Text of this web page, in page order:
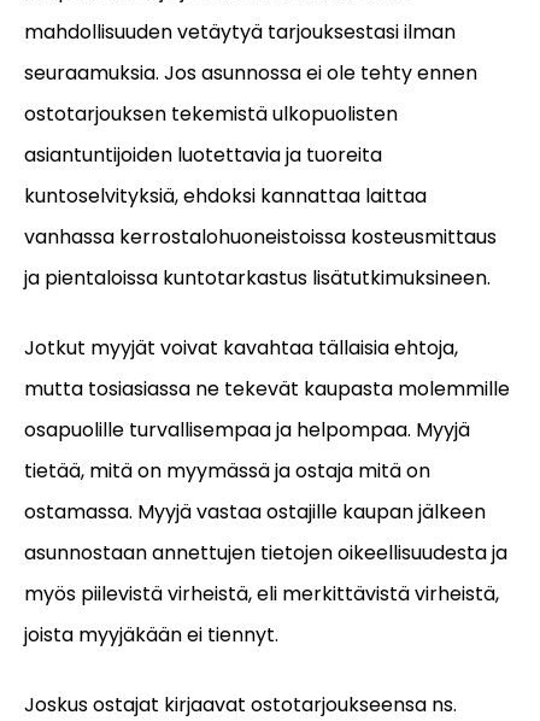
mahdollisuuden vetäytyä tarjouksestasi ilman
seuraamuksia. Jos asunnossa ei ole tehty ennen
ostotarjouksen tekemistä ulkopuolisten
asiantuntijoiden luotettavia ja tuoreita
kuntoselvityksiä, ehdoksi kannattaa laittaa
vanhassa kerrostalohuoneistoissa kosteusmittaus
ja pientaloissa kuntotarkastus lisätutkimuksineen.
Jotkut myyjät voivat kavahtaa tällaisia ehtoja,
mutta tosiasiassa ne tekevät kaupasta molemmille
osapuolille turvallisempaa ja helpompaa. Myyjä
tietää, mitä on myymässä ja ostaja mitä on
ostamassa. Myyjä vastaa ostajille kaupan jälkeen
asunnostaan annettujen tietojen oikeellisuudesta ja
myös piilevistä virheistä, eli merkittävistä virheistä,
joista myyjäkään ei tiennyt.
Joskus ostajat kirjaavat ostotarjoukseensa ns.